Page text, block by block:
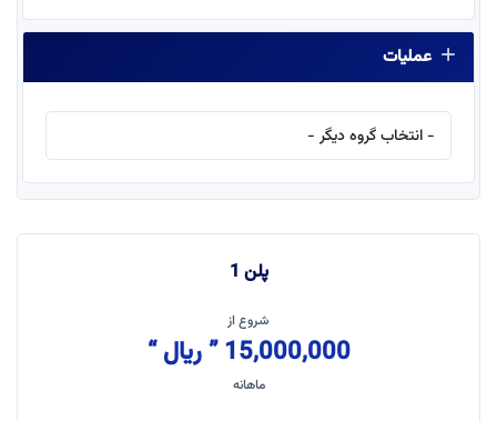
عملیات
پلن 1
شروع از
15,000,000 ” ریال “
ماهانه